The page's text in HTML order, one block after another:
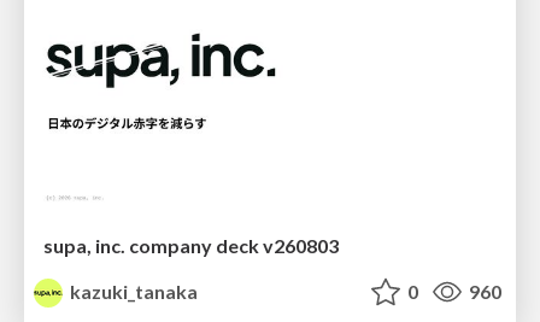
supa, inc. company deck v260803
kazuki_tanaka
0 960